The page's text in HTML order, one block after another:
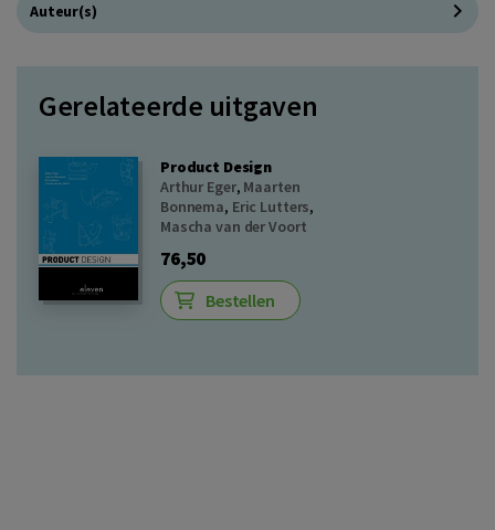
Auteur(s)
Gerelateerde uitgaven
Product Design
Arthur Eger, Maarten
Bonnema, Eric Lutters,
Mascha van der Voort
76,50
Bestellen